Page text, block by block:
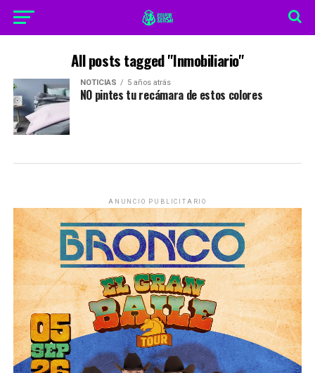
All posts tagged "Inmobiliario"
NOTICIAS 5 años atrás
NO pintes tu recámara de estos colores
ANUNCIO PUBLICITARIO